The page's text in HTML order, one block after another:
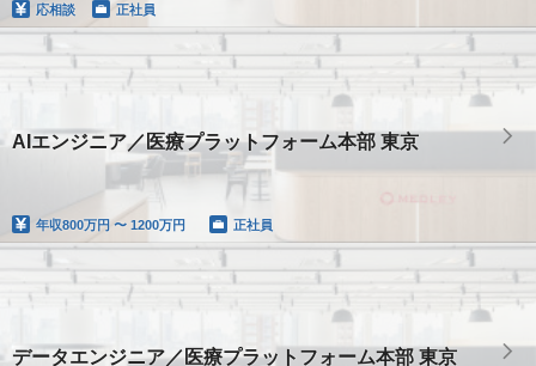
応相談 正社員
AIエンジニア／医療プラットフォーム本部 東京
年収800万円 〜 1200万円 正社員
データエンジニア／医療プラットフォーム本部 東京